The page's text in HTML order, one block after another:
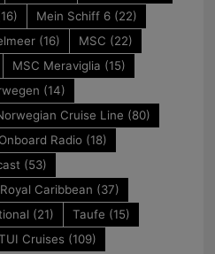
Mein Schiff 6(22)
(16) MSC (22)
MSC Meraviglia (15)
(14)
Cruise Line (80)
Onboard Radio(18)
(53)
Royal Caribbean (37)
(21) Taufe (15)
Cruises (109)